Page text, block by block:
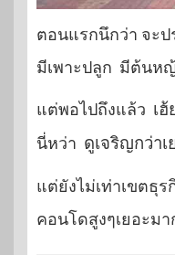
ตอนแรกนึกว่า จะ
มีเพาะปลูก มีต้นห
แต่พอไปถึงแล้ว เฮ้
นี่หว่า ดูเจริญกว่า
แต่ยังไม่เท่าเขตธุ
คอนโดสูงๆเยอะมา